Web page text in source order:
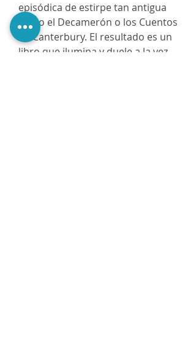
episódica de estirpe tan antigua
como el Decamerón o los Cuentos
de Canterbury. El resultado es un
libro que ilumina y duele a la vez,